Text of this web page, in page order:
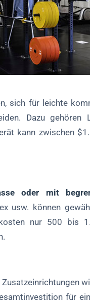
sich für leichte
Dazu gehören
kann zwischen
oder mit
usw. können
nur 500 bis
Zusatzeinrichtungen
für